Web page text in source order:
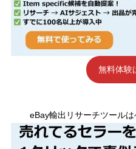
無料体験
eBay輸出リサーチツールは